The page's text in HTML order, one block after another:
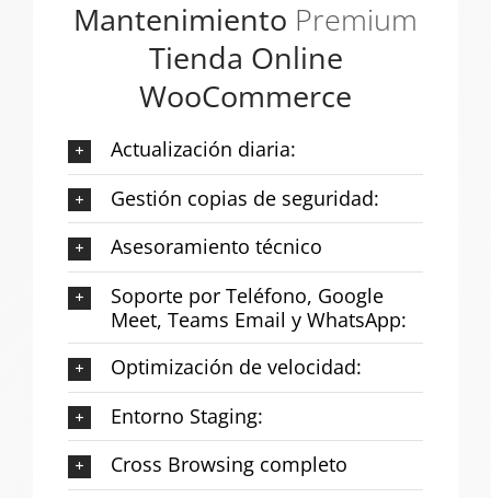
Mantenimiento Premium
Tienda Online
WooCommerce
Actualización diaria:
Gestión copias de seguridad:
Asesoramiento técnico
Soporte por Teléfono, Google
Meet, Teams Email y WhatsApp:
Optimización de velocidad:
Entorno Staging:
Cross Browsing completo